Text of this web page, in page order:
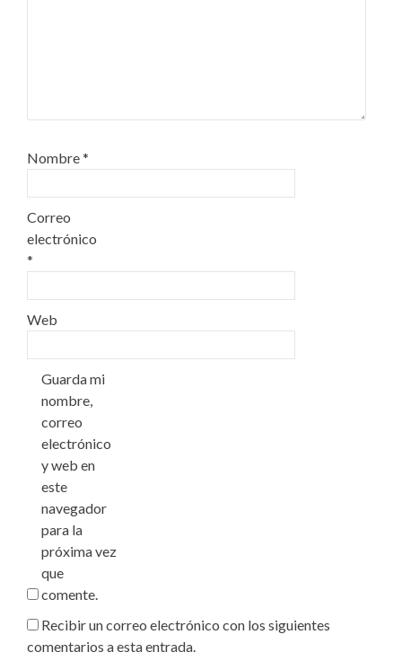
Nombre*
Correo
electrónico
*
Web
Guarda mi
nombre,
correo
electrónico
y web en
este
navegador
para la
próxima vez
que
comente.
Recibir un correo electrónico con los siguientes
comentarios a esta entrada.